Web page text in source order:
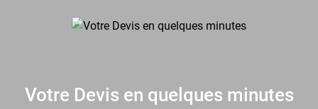
Votre Devis en quelques minutes